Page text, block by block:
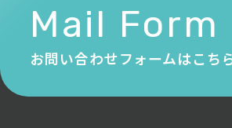
Mail Form
お問い合わせフォームはこち